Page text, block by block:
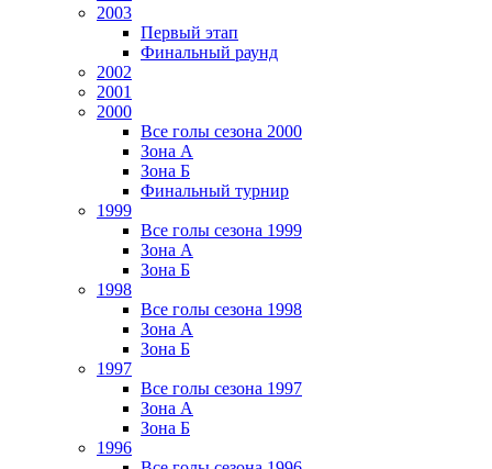
2003
Первый этап
Финальный раунд
2002
2001
2000
Все голы сезона 2000
Зона А
Зона Б
Финальный турнир
1999
Все голы сезона 1999
Зона А
Зона Б
1998
Все голы сезона 1998
Зона А
Зона Б
1997
Все голы сезона 1997
Зона А
Зона Б
1996